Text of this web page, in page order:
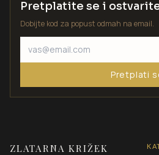
Pretplatite se i
Dobijte kod za popust odmah na email.
Pretplati
ZLATARNA KRIŽEK